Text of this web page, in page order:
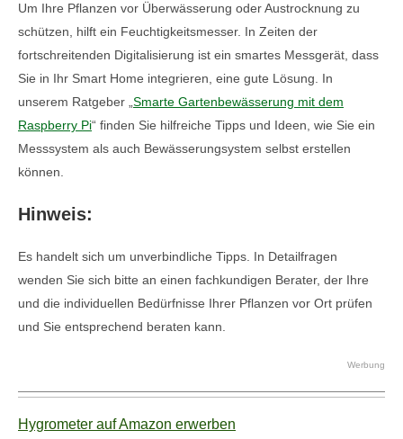
Um Ihre Pflanzen vor Überwässerung oder Austrocknung zu
schützen, hilft ein Feuchtigkeitsmesser. In Zeiten der
fortschreitenden Digitalisierung ist ein smartes Messgerät, dass
Sie in Ihr Smart Home integrieren, eine gute Lösung. In
unserem Ratgeber „ Smarte Gartenbewässerung mit dem
Raspberry Pi“ finden Sie hilfreiche Tipps und Ideen, wie Sie ein
Messsystem als auch Bewässerungsystem selbst erstellen
können.
Hinweis:
Es handelt sich um unverbindliche Tipps. In Detailfragen
wenden Sie sich bitte an einen fachkundigen Berater, der Ihre
und die individuellen Bedürfnisse Ihrer Pflanzen vor Ort prüfen
und Sie entsprechend beraten kann.
Werbung
Hygrometer auf Amazon erwerben